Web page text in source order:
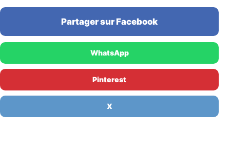
Partager sur Facebook
WhatsApp
Pinterest
X